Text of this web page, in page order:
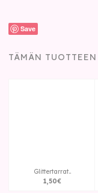
Save
TÄMÄN
Glittertarrat..
1,50€